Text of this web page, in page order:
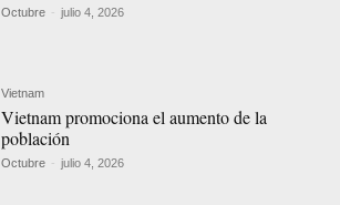
Octubre - julio 4, 2026
Vietnam
Vietnam promociona el aumento de la
población
Octubre - julio 4, 2026